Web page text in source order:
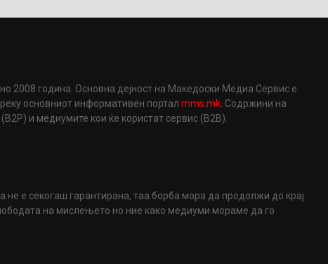
2008 година. Основна дејност на Македоски Медиа Сервис е
основниот информативен порталmms.mk . Содржини на
и медиумите кои ќе користат сервис (B2B).
е секогаш гарантирана, таа борба мора да продолжи до крај.
на мислењето но ние како медиуми мораме да го